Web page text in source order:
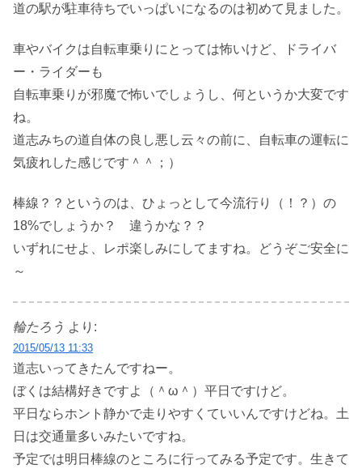
道の駅が駐車待ちでいっぱいになるのは初めて見ました。
車やバイクは自転車乗りにとっては怖いけど、ドライバ
ー・ライダーも
自転車乗りが邪魔で怖いでしょうし、何というか大変です
ね。
道志みちの道自体の良し悪し云々の前に、自転車の運転に
気疲れした感じです＾＾；）
棒線？？というのは、ひょっとして今流行り（！？）の
18%でしょうか？ 違うかな？？
いずれにせよ、レポ楽しみにしてますね。どうぞご安全に
～
輪たろう より:
2015/05/13 11:33
道志いってきたんですねー。
ぼくは結構好きですよ（＾ω＾）平日ですけど。
平日ならホント静かで走りやすくていいんですけどね。土
日は交通量多いみたいですね。
予定では明日棒線のところに行ってみる予定です。生きて